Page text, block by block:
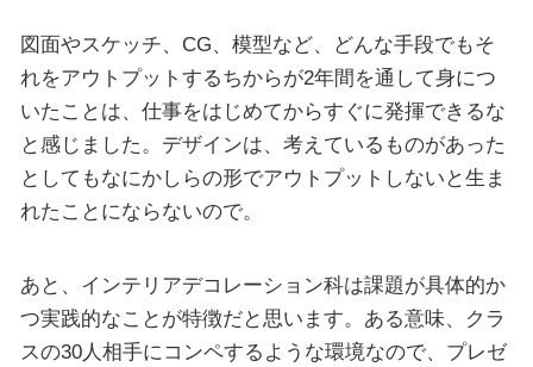
図面やスケッチ、CG、模型など、どんな手段でもそ
れをアウトプットするちからが2年間を通して身につ
いたことは、仕事をはじめてからすぐに発揮できるな
と感じました。デザインは、考えているものがあった
としてもなにかしらの形でアウトプットしないと生ま
れたことにならないので。
あと、インテリアデコレーション科は課題が具体的か
つ実践的なことが特徴だと思います。ある意味、クラ
スの30人相手にコンペするような環境なので、プレゼ